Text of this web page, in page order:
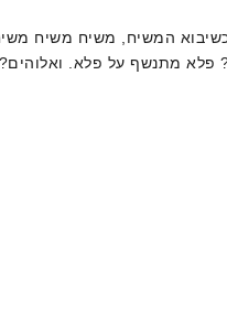
המשיח, משיח משיח
פלא מתנשף על פלא. ואלוהים?